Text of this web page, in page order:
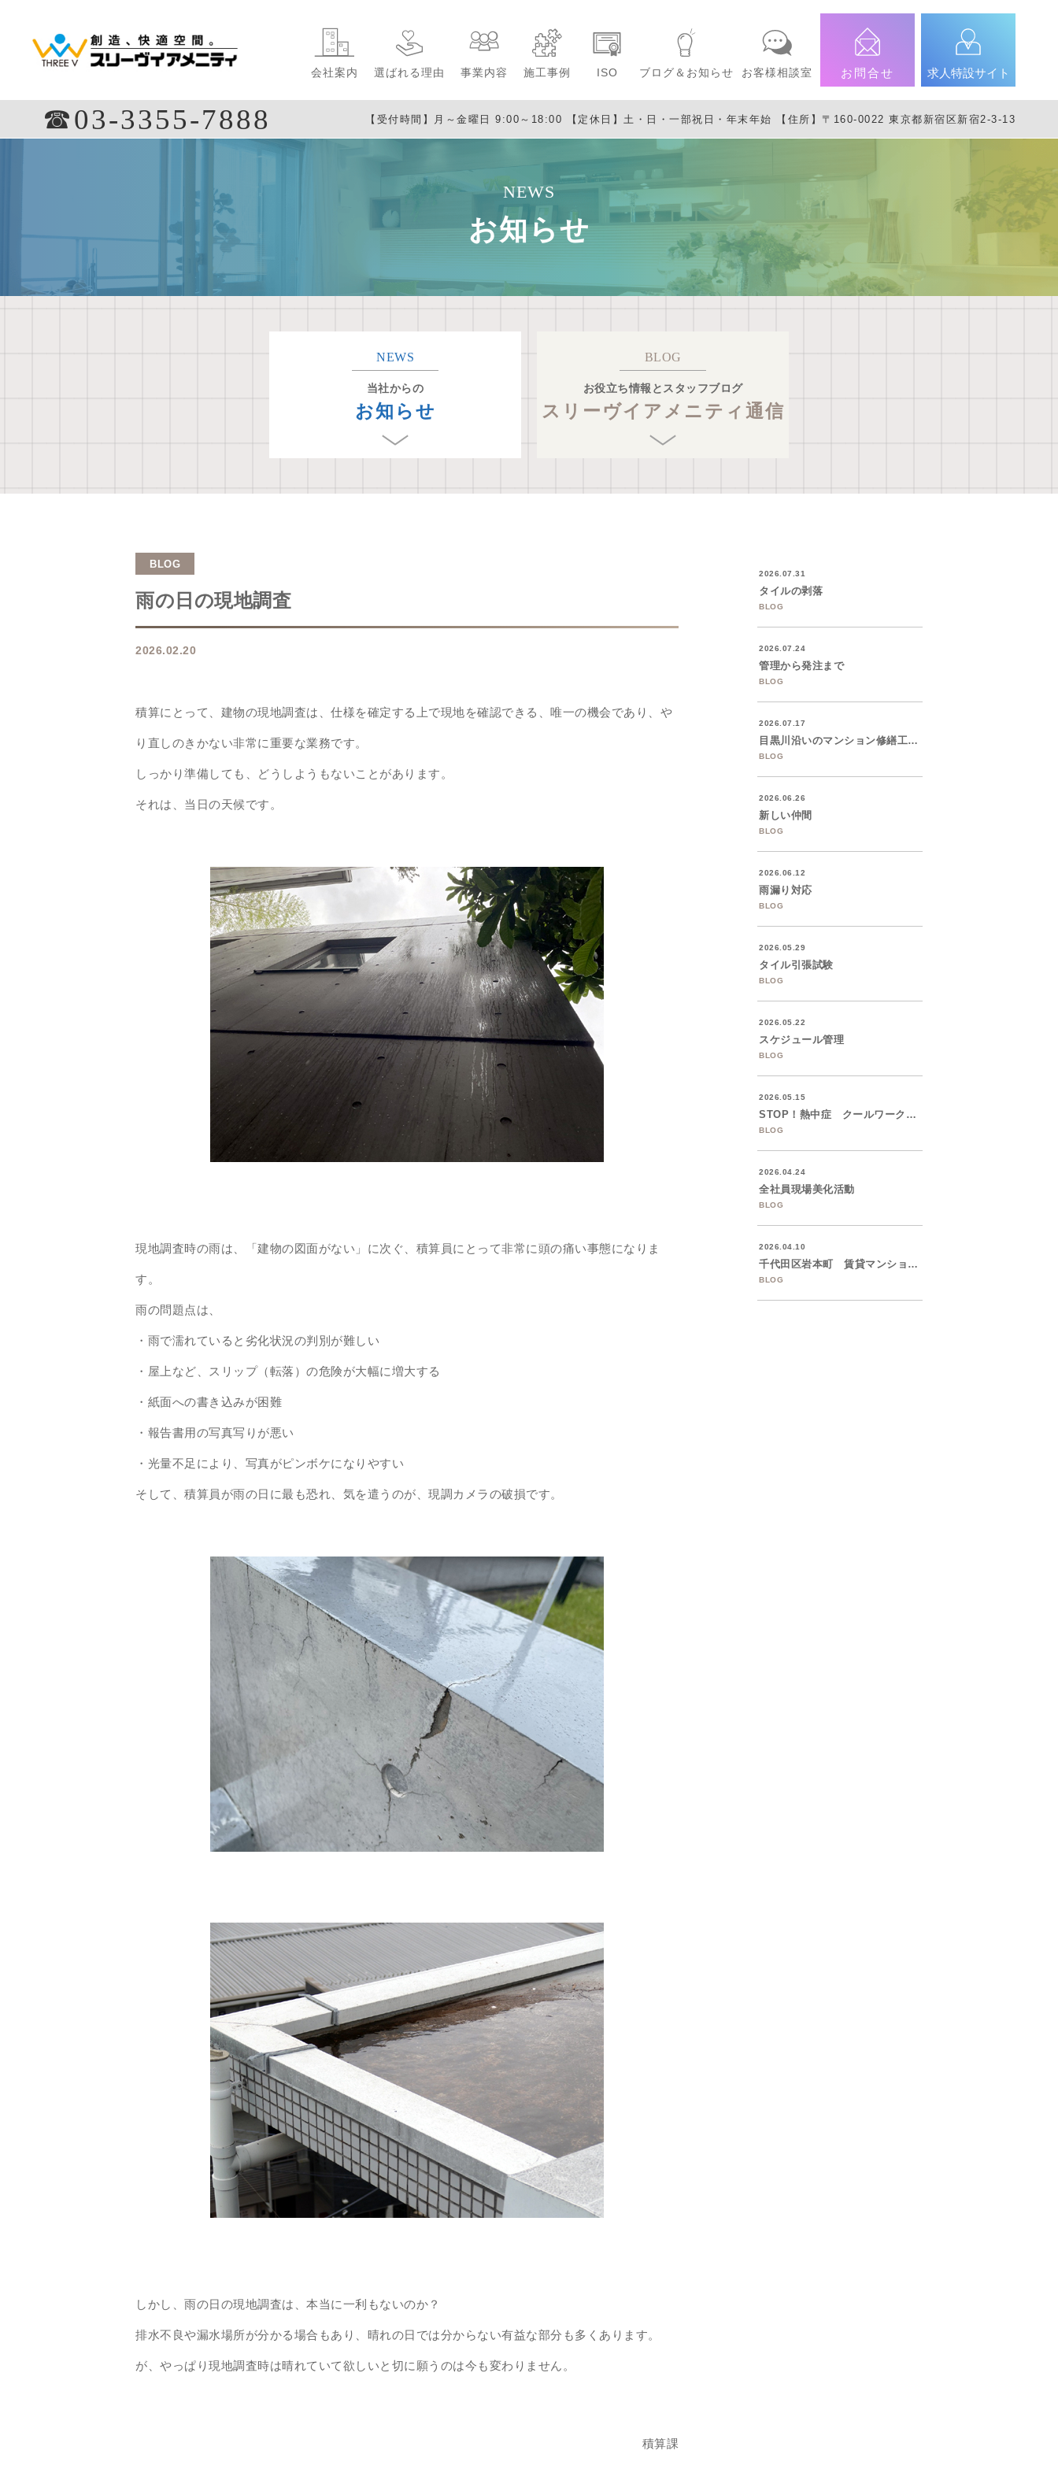
会社案内 選ばれる理由 事業内容 施工事例 ISO ブログ＆お知らせ お客様相談室 お問合せ 求人特設サイト
☎︎03-3355-7888 【受付時間】月～金曜日 9:00～18:00 【定休日】土・日・一部祝日・年末年始 【住所】〒160-0022 東京都新宿区新宿2-3-13
NEWS
お知らせ
NEWS
当社からの
お知らせ
BLOG
お役立ち情報とスタッフブログ
スリーヴイアメニティ通信
BLOG
雨の日の現地調査
2026.02.20
積算にとって、建物の現地調査は、仕様を確定する上で現地を確認できる、唯一の機会であり、や
り直しのきかない非常に重要な業務です。
しっかり準備しても、どうしようもないことがあります。
それは、当日の天候です。
現地調査時の雨は、「建物の図面がない」に次ぐ、積算員にとって非常に頭の痛い事態になりま
す。
雨の問題点は、
・雨で濡れていると劣化状況の判別が難しい
・屋上など、スリップ（転落）の危険が大幅に増大する
・紙面への書き込みが困難
・報告書用の写真写りが悪い
・光量不足により、写真がピンボケになりやすい
そして、積算員が雨の日に最も恐れ、気を遣うのが、現調カメラの破損です。
しかし、雨の日の現地調査は、本当に一利もないのか？
排水不良や漏水場所が分かる場合もあり、晴れの日では分からない有益な部分も多くあります。
が、やっぱり現地調査時は晴れていて欲しいと切に願うのは今も変わりません。
積算課
2026.07.31
タイルの剥落
BLOG
2026.07.24
管理から発注まで
BLOG
2026.07.17
目黒川沿いのマンション修繕工事着工
BLOG
2026.06.26
新しい仲間
BLOG
2026.06.12
雨漏り対応
BLOG
2026.05.29
タイル引張試験
BLOG
2026.05.22
スケジュール管理
BLOG
2026.05.15
STOP！熱中症 クールワークキャンペー...
BLOG
2026.04.24
全社員現場美化活動
BLOG
2026.04.10
千代田区岩本町 賃貸マンションの大規模修...
BLOG